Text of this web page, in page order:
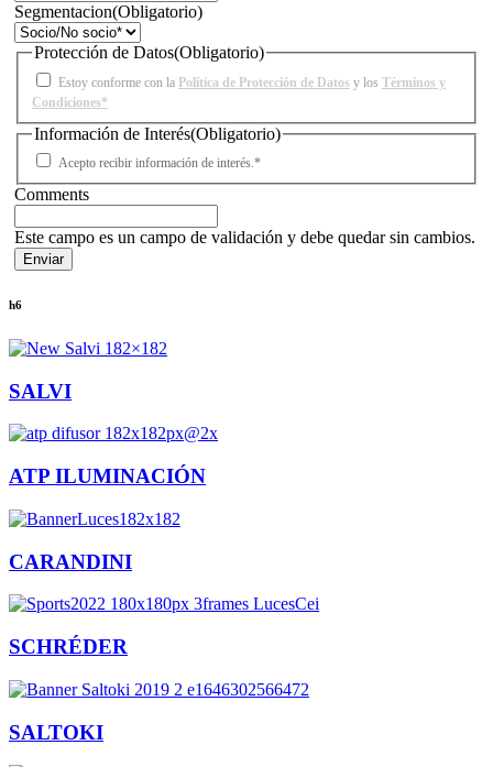
Segmentacion(Obligatorio)
Protección de Datos(Obligatorio)
Estoy conforme con la Política de Protección de Datos y los Términos y
Condiciones*
Información de Interés(Obligatorio)
Acepto recibir información de interés.*
Comments
Este campo es un campo de validación y debe quedar sin cambios.
h6
SALVI
ATP ILUMINACIÓN
CARANDINI
SCHRÉDER
SALTOKI